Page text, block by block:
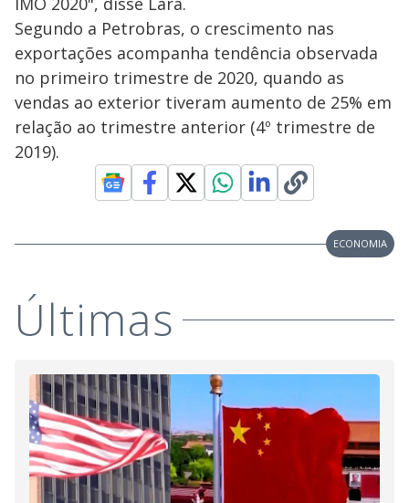
Segundo a Petrobras, o crescimento nas
exportações acompanha tendência observada
no primeiro trimestre de 2020, quando as
vendas ao exterior tiveram aumento de 25% em
relação ao trimestre anterior (4º trimestre de
2019).
ECONOMIA
Últimas